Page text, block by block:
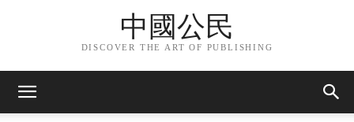
中國公民
DISCOVER THE ART OF PUBLISHING